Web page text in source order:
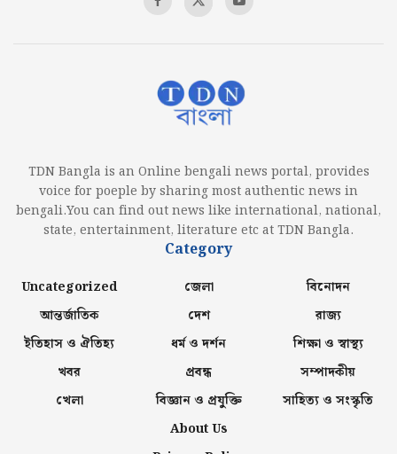
TDN Bangla is an Online bengali news portal, provides
voice for poeple by sharing most authentic news in
bengali.You can find out news like international, national,
state, entertainment, literature etc at TDN Bangla.
Category
Uncategorized
আন্তর্জাতিক
ইতিহাস ও ঐতিহ্য
খবর
খেলা
জেলা
দেশ
ধর্ম ও দর্শন
প্রবন্ধ
বিজ্ঞান ও প্রযুক্তি
বিনোদন
রাজ্য
শিক্ষা ও স্বাস্থ্য
সম্পাদকীয়
সাহিত্য ও সংস্কৃতি
About Us